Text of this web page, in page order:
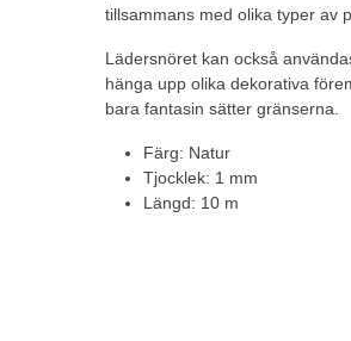
tillsammans med olika typer av
Lädersnöret kan också
hänga upp olika dekorativa
bara fantasin sätter gränserna.
Färg: Natur
Tjocklek: 1 mm
Längd: 10 m